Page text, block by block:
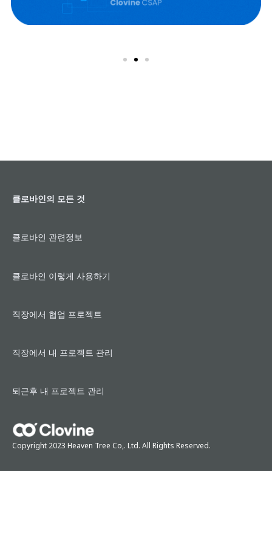
클로바인의 모든 것
클로바인 관련정보
클로바인 이렇게 사용하기
직장에서 협업 프로젝트
직장에서 내 프로젝트 관리
퇴근후 내 프로젝트 관리
Copyright 2023 Heaven Tree Co,. Ltd. All Rights Reserved.